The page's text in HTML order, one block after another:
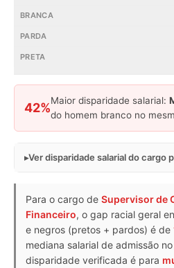
42%
Maior disparidade salarial:
do homem branco no
Ver disparidade salarial do cargo
Para o cargo de Supervisor de
Financeiro, o gap racial geral
e negros (pretos + pardos) é de
mediana salarial de admissão
disparidade verificada é para